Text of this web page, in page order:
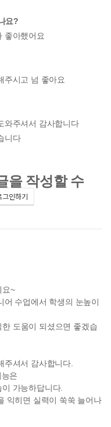
요?
좋아했어요
주시고 넘 좋아요
와주셔서 감사합니다
니다